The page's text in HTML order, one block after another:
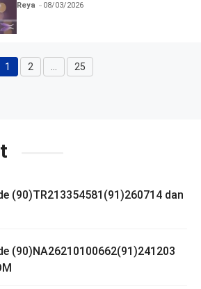
dan Izin BPOM
Reya 08/03/2026
Halaman
1 Halaman
2 Halaman
25
(90)TR213354581(91)260714 dan
(90)NA26210100662(91)241203